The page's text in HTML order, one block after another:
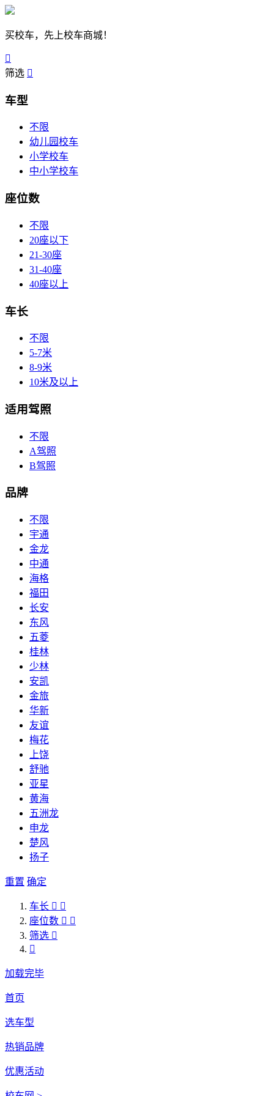
买校车，先上校车商城！

筛选 
车型
不限
幼儿园校车
小学校车
中小学校车
座位数
不限
20座以下
21-30座
31-40座
40座以上
车长
不限
5-7米
8-9米
10米及以上
适用驾照
不限
A驾照
B驾照
品牌
不限
宇通
金龙
中通
海格
福田
长安
东风
五菱
桂林
少林
安凯
金旅
华新
友谊
梅花
上饶
舒驰
亚星
黄海
五洲龙
申龙
楚风
扬子
重置 确定
车长  
座位数  
筛选 

加载完毕
首页
选车型
热销品牌
优惠活动